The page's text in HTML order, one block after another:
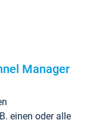
Manager
einen oder alle